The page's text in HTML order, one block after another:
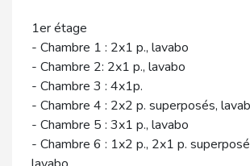
1er étage
- Chambre 1 : 2x1 p., lavabo
- Chambre 2: 2x1 p., lavabo
- Chambre 3 : 4x1p.
- Chambre 4 : 2x2 p. superposés,
- Chambre 5 : 3x1 p., lavabo
- Chambre 6 : 1x2 p., 2x1 p.